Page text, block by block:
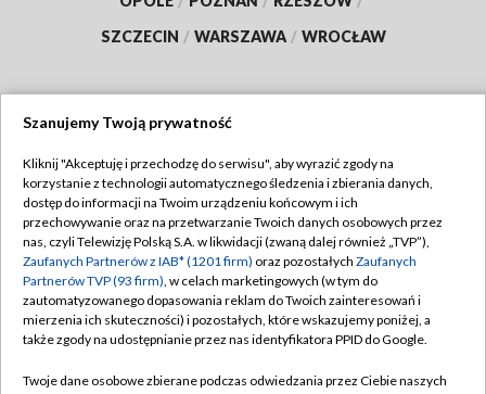
SZCZECIN / WARSZAWA / WROCŁAW
TVP
Abonament TVP
Emisja w TVP
Centrum informacji TVP
Naziemna Telewizja Cyfrowa
Regulamin TVP
Polityka prywatności
Moje zgody
Pomoc
Szanujemy Twoją prywatność
Kliknij "Akceptuję i przechodzę do serwisu", aby wyrazić zgody na
korzystanie z technologii automatycznego śledzenia i zbierania danych,
dostęp do informacji na Twoim urządzeniu końcowym i ich
przechowywanie oraz na przetwarzanie Twoich danych osobowych przez
nas, czyli Telewizję Polską S.A. w likwidacji (zwaną dalej również „TVP”),
Zaufanych Partnerów z IAB* (1201 firm) oraz pozostałych Zaufanych
Partnerów TVP (93 firm), w celach marketingowych (w tym do
zautomatyzowanego dopasowania reklam do Twoich zainteresowań i
mierzenia ich skuteczności) i pozostałych, które wskazujemy poniżej, a
także zgody na udostępnianie przez nas identyfikatora PPID do Google.
Twoje dane osobowe zbierane podczas odwiedzania przez Ciebie naszych